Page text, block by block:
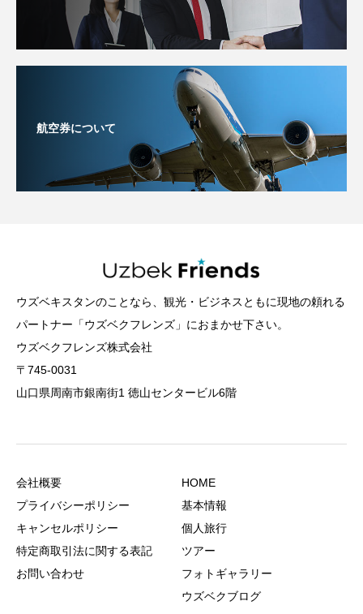
航空券について
ウズベキスタンのことなら、観光・ビジネスともに現地の頼れる
パートナー「ウズベクフレンズ」におまかせ下さい。
ウズベクフレンズ株式会社
〒745-0031
山口県周南市銀南街1 徳山センタービル6階
会社概要
プライバシーポリシー
キャンセルポリシー
特定商取引法に関する表記
お問い合わせ
HOME
基本情報
個人旅行
ツアー
フォトギャラリー
ウズベクブログ